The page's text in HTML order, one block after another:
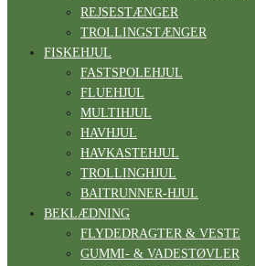
REJSESTÆNGER
TROLLINGSTÆNGER
FISKEHJUL
FASTSPOLEHJUL
FLUEHJUL
MULTIHJUL
HAVHJUL
HAVKASTEHJUL
TROLLINGHJUL
BAITRUNNER-HJUL
BEKLÆDNING
FLYDEDRAGTER & VESTE
GUMMI- & VADESTØVLER